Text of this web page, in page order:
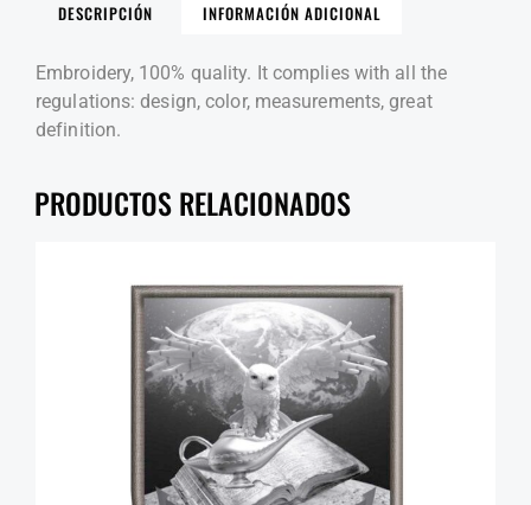
DESCRIPCIÓN INFORMACIÓN ADICIONAL
Embroidery, 100% quality. It complies with all the
regulations: design, color, measurements, great
definition.
PRODUCTOS RELACIONADOS